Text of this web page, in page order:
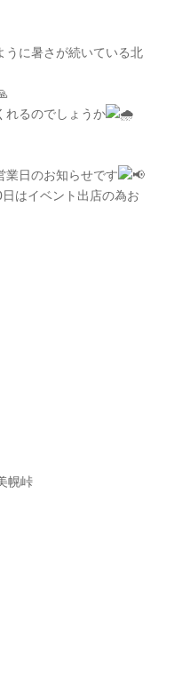
うに暑さが続いている北
れるのでしょうか
業日のお知らせです
はイベント出店の為お
幌峠